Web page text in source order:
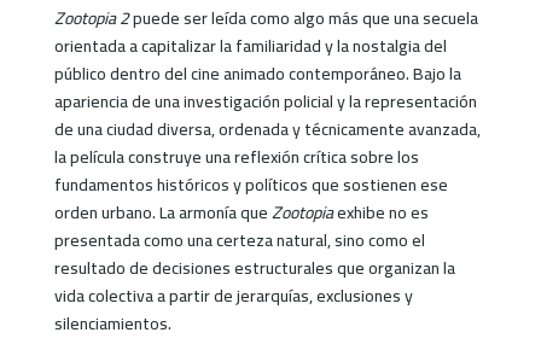
Zootopia 2puede ser leída como algo más que una secuela
orientada a capitalizar la familiaridad y la nostalgia del
público dentro del cine animado contemporáneo. Bajo la
apariencia de una investigación policial y la representación
de una ciudad diversa, ordenada y técnicamente avanzada,
la película construye una reflexión crítica sobre los
fundamentos históricos y políticos que sostienen ese
orden urbano. La armonía queZootopiaexhibe no es
presentada como una certeza natural, sino como el
resultado de decisiones estructurales que organizan la
vida colectiva a partir de jerarquías, exclusiones y
silenciamientos.